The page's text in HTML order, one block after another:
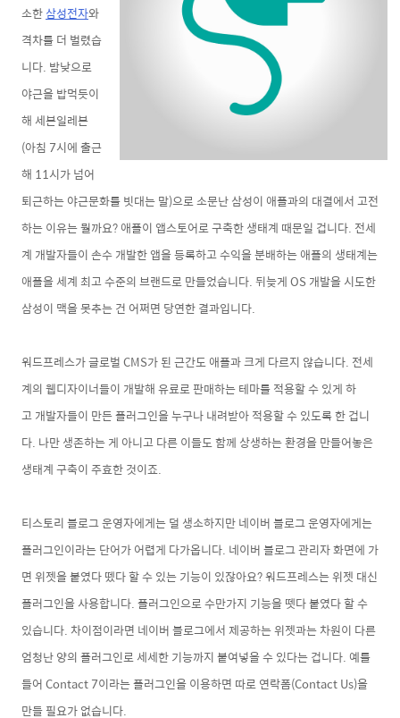
소한삼성전자와
격차를 더 벌렸습
니다. 밤낮으로
야근을 밥먹듯이
해세븐일레븐
(아침 7시에 출근
해 11시가 넘어
퇴근하는 야근문화를 빗대는 말)으로 소문난 삼성이 애플과의 대결에서 고전
하는 이유는뭘까요? 애플이 앱스토어로 구축한 생태계 때문일 겁니다. 전세
계 개발자들이 손수 개발한 앱을 등록하고 수익을 분배하는 애플의 생태계는
애플을 세계 최고 수준의 브랜드로 만들었습니다. 뒤늦게 OS 개발을 시도한
삼성이 맥을 못추는 건 어쩌면 당연한 결과입니다.
워드프레스가 글로벌 CMS가 된 근간도 애플과 크게 다르지 않습니다. 전세
계의 웹디자이너들이 개발해유료로 판매하는 테마를 적용할 수 있게 하
고개발자들이 만든 플러그인을 누구나 내려받아 적용할 수 있도록 한 겁니
다. 나만 생존하는 게 아니고 다른 이들도 함께 상생하는 환경을 만들어놓은
생태계 구축이 주효한 것이죠.
티스토리 블로그 운영자에게는 덜 생소하지만 네이버 블로그 운영자에게는
플러그인이라는 단어가어렵게 다가옵니다. 네이버 블로그 관리자 화면에 가
면 위젯을 붙였다 뗐다 할 수 있는 기능이 있잖아요? 워드프레스는 위젯 대신
플러그인을 사용합니다. 플러그인으로 수만가지 기능을 뗏다 붙였다 할 수
있습니다. 차이점이라면 네이버 블로그에서 제공하는 위젯과는 차원이 다른
엄청난 양의 플러그인로 세세한 기능까지 붙여넣을 수 있다는 겁니다. 예를
들어 Contact 7이라는 플러그인을 이용하면 따로 연락폼(Contact Us)을
만들 필요가 없습니다.